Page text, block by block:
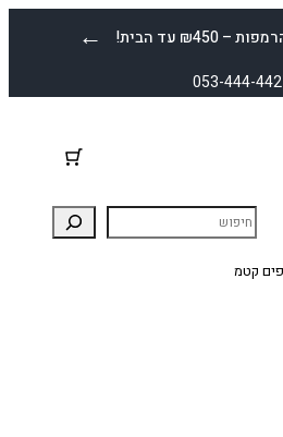
← עד הבית!
053-444-
קטמ